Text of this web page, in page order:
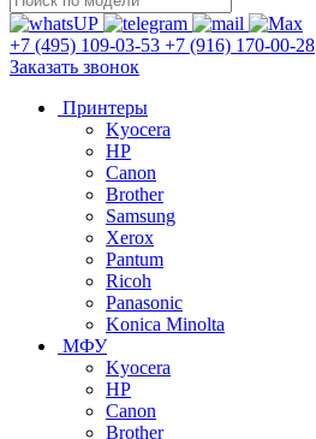
+7 (495) 109-03-53 +7 (916) 170-00-28
Заказать звонок
Принтеры
Kyocera
HP
Canon
Brother
Samsung
Xerox
Pantum
Ricoh
Panasonic
Konica Minolta
МФУ
Kyocera
HP
Canon
Brother